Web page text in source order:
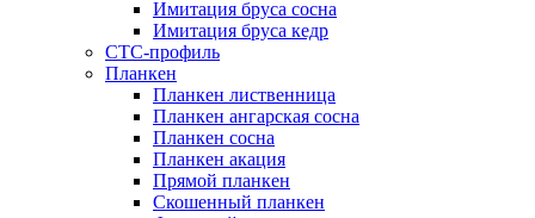
Имитация бруса сосна
Имитация бруса кедр
СТС-профиль
Планкен
Планкен лиственница
Планкен ангарская сосна
Планкен сосна
Планкен акация
Прямой планкен
Скошенный планкен